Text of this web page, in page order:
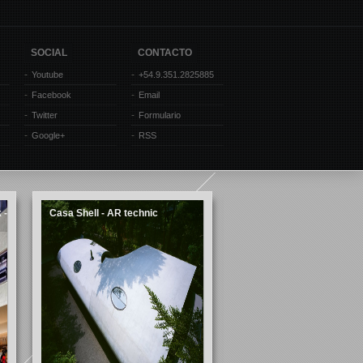
SOCIAL
Youtube
Facebook
Twitter
Google+
CONTACTO
+54.9.351.2825885
Email
Formulario
RSS
-
Casa Shell - AR technic